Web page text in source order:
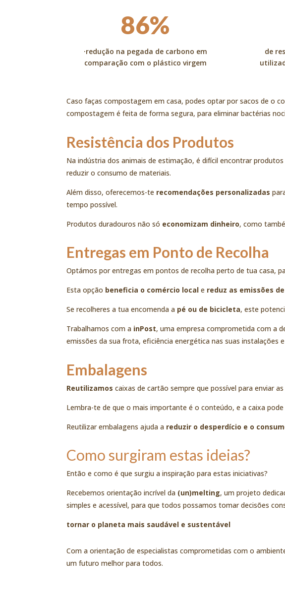
86%
·redução na pegada de carbono em
comparação com o plástico virgem
de
Caso faças compostagem em casa, podes optar por sacos de o
compostagem é feita de forma segura, para eliminar bactérias
Resistência dos Produtos
Na indústria dos animais de estimação, é difícil encontrar
reduzir o consumo de materiais.
Além disso, oferecemos-te recomendações personalizadas
tempo possível.
Produtos duradouros não só economizam dinheiro, como
Entregas em Ponto de Recolha
Optámos por entregas em pontos de recolha perto de tua casa,
Esta opção beneficia o comércio local e reduz as emissões de
Se recolheres a tua encomendaa pé ou de bicicleta, este
Trabalhamos com a inPost, uma empresa comprometida com a
emissões da sua frota, eficiência energética nas suas
Embalagens
Reutilizamos caixas de cartão sempre que possível para enviar
Lembra-te de que o mais importante é o conteúdo, e a caixa
Reutilizar embalagens ajuda a reduzir o desperdício e o
Como surgiram estas ideias?
Então e como é que surgiu a inspiração para estas iniciativas?
Recebemos orientação incrível da (un)melting, um projeto
simples e acessível, para que todos possamos tomar decisões
tornar o planeta mais saudável e sustentável
Com a orientação de especialistas comprometidas com o
um futuro melhor para todos.